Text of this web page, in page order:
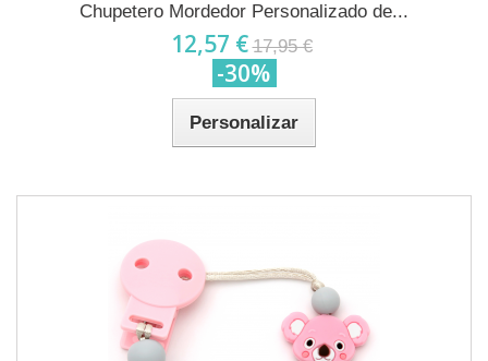
Chupetero Mordedor Personalizado de...
12,57 € 17,95 €
-30%
Personalizar